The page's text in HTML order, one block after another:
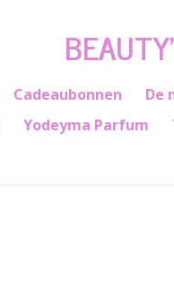
Cadeaubonnen De
Yodeyma Parfum